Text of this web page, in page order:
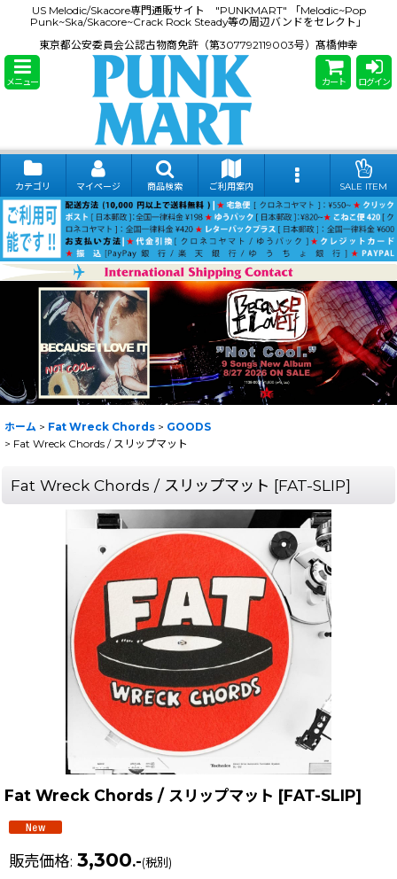
US Melodic/Skacore専門通販サイト "PUNKMART" 「Melodic~Pop
Punk~Ska/Skacore~Crack Rock Steady等の周辺バンドをセレクト」
東京都公安委員会公認古物商免許（第307792119003号）髙橋伸幸
メニュー カート ログイン
カテゴリ マイページ 商品検索 ご利用案内 SALE ITEM
ホーム > Fat Wreck Chords > GOODS
> Fat Wreck Chords / スリップマット
Fat Wreck Chords / スリップマット [FAT-SLIP]
Fat Wreck Chords / スリップマット [FAT-SLIP]
販売価格: 3,300.-(税別)